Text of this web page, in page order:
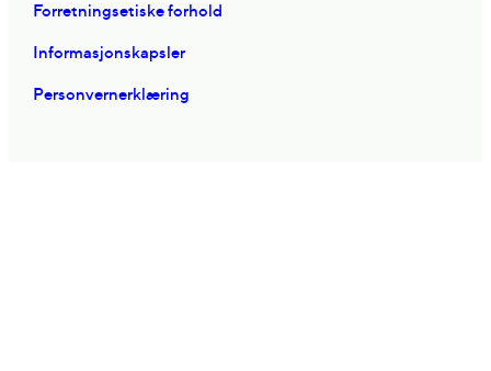
Forretningsetiske forhold
Informasjonskapsler
Personvernerklæring